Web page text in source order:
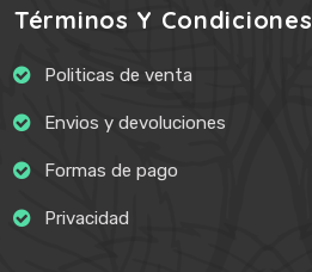
Términos Y Condiciones
Politicas de venta
Envios y devoluciones
Formas de pago
Privacidad